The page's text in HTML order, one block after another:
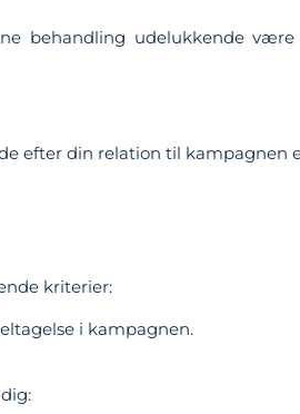
behandling udelukkende
efter din relation til kampagnen
kriterier:
i kampagnen.